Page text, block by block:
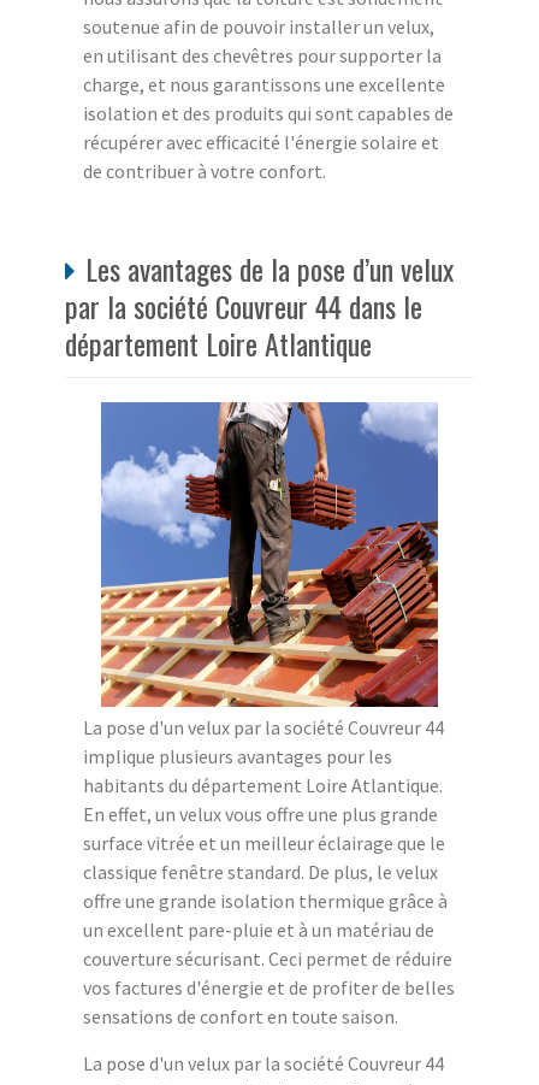
soutenue afin de pouvoir installer un velux,
en utilisant des chevêtres pour supporter la
charge, et nous garantissons une excellente
isolation et des produits qui sont capables de
récupérer avec efficacité l'énergie solaire et
de contribuer à votre confort.
Les avantages de la pose d’un velux
par la société Couvreur 44 dans le
département Loire Atlantique
La pose d'un velux par la société Couvreur 44
implique plusieurs avantages pour les
habitants du département Loire Atlantique.
En effet, un velux vous offre une plus grande
surface vitrée et un meilleur éclairage que le
classique fenêtre standard. De plus, le velux
offre une grande isolation thermique grâce à
un excellent pare-pluie et à un matériau de
couverture sécurisant. Ceci permet de réduire
vos factures d'énergie et de profiter de belles
sensations de confort en toute saison.
La pose d'un velux par la société Couvreur 44